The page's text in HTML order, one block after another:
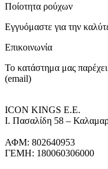
Ποίοτητα ρούχων
Εγγυόμαστε για την
Επικοινωνία
Το κατάστημα μας
(email)
ICON KINGS Ε.Ε.
Ι. Πασαλίδη 58 –
ΑΦΜ: 802640953
ΓΕΜΗ: 180060306000